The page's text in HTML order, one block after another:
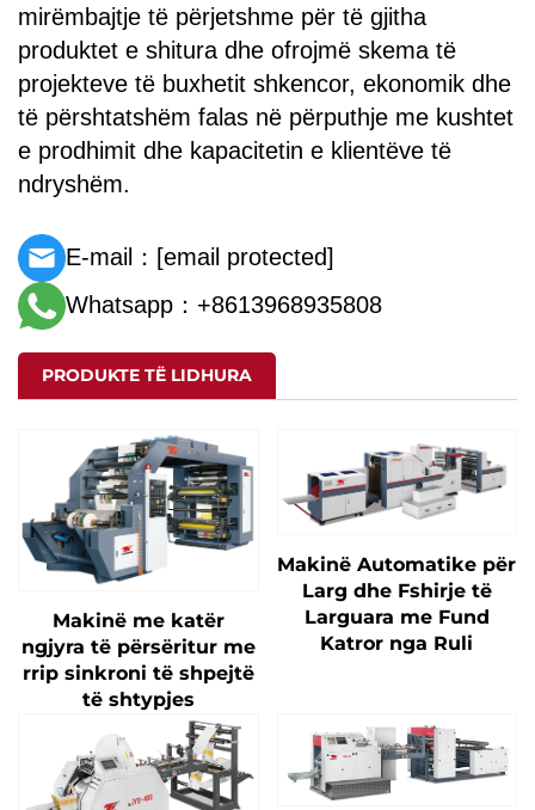
mirëmbajtje të përjetshme për të gjitha
produktet e shitura dhe ofrojmë skema të
projekteve të buxhetit shkencor, ekonomik dhe
të përshtatshëm falas në përputhje me kushtet
e prodhimit dhe kapacitetin e klientëve të
ndryshëm.
E-mail： [email protected]
Whatsapp：+8613968935808
PRODUKTE TË LIDHURA
Makinë me katër
ngjyra të përsëritur me
rrip sinkroni të shpejtë
të shtypjes
Makinë Automatike për
Larg dhe Fshirje të
Larguara me Fund
Katror nga Ruli